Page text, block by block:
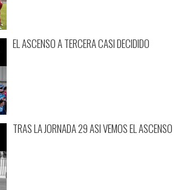
EL ASCENSO A TERCERA CASI DECIDIDO
TRAS LA JORNADA 29 ASI VEMOS EL ASCENSO